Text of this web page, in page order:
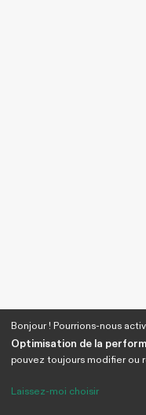
Bonjour ! Pourrions-nous
Optimisation de la
pouvez toujours modifier ou
Laissez-moi choisir